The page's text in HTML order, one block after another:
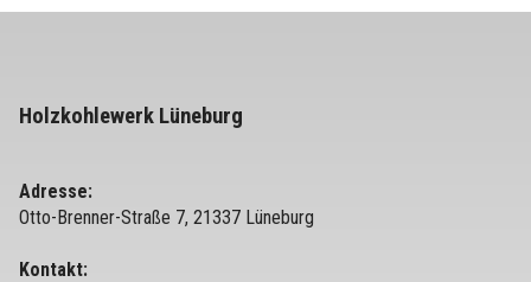
Holzkohlewerk Lüneburg
Adresse:
Otto-Brenner-Straße 7, 21337 Lüneburg
Kontakt: